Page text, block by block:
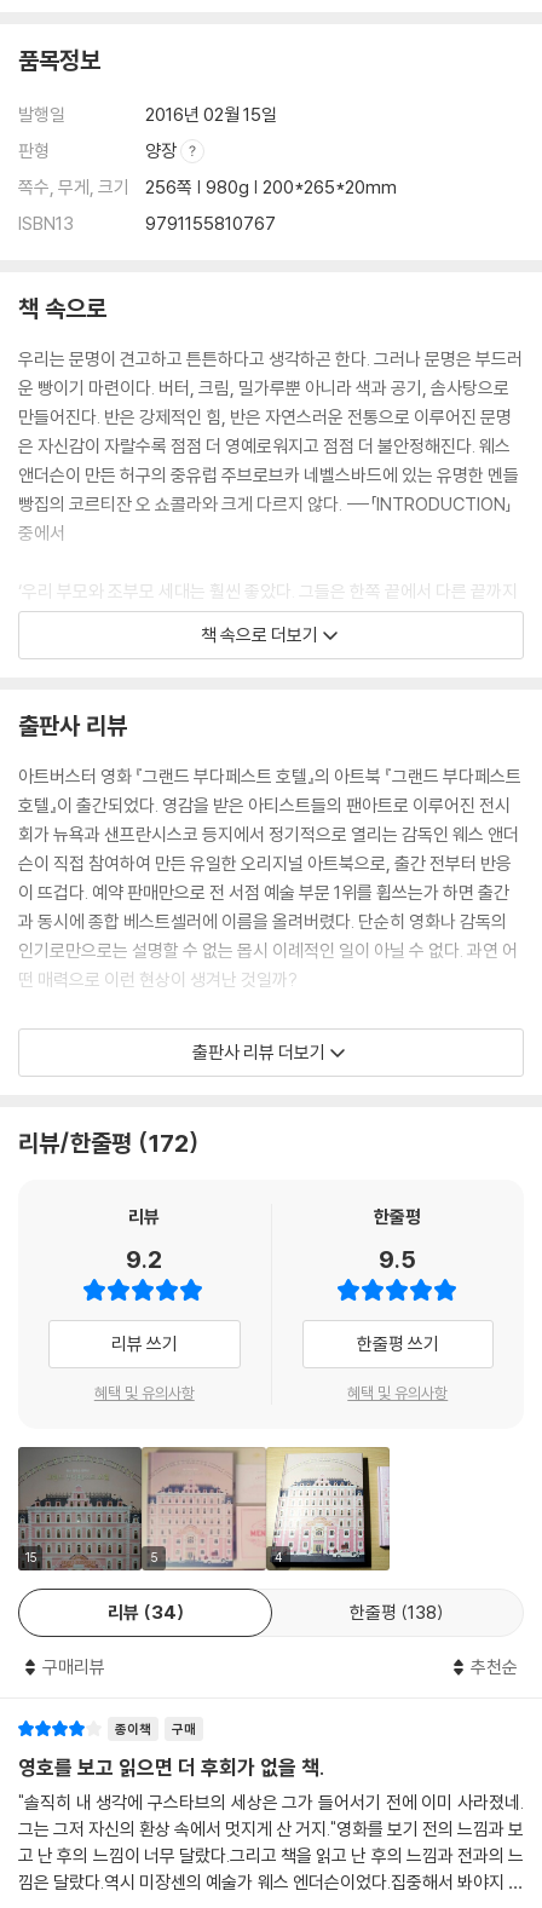
품목정보
발행일
2016년 02월 15일
판형
양장
쪽수, 무게, 크기
256쪽 | 980g | 200*265*20mm
ISBN13
9791155810767
책 속으로
우리는 문명이 견고하고 튼튼하다고 생각하곤 한다. 그러나 문명은 부드러
운 빵이기 마련이다. 버터, 크림, 밀가루뿐 아니라 색과 공기, 솜사탕으로
만들어진다. 반은 강제적인 힘, 반은 자연스러운 전통으로 이루어진 문명
은 자신감이 자랄수록 점점 더 영예로워지고 점점 더 불안정해진다. 웨스
앤더슨이 만든 허구의 중유럽 주브로브카 네벨스바드에 있는 유명한 멘들
빵집의 코르티잔 오 쇼콜라와 크게 다르지 않다. ---「INTRODUCTION」
중에서
‘우리 부모와 조부모 세대는 훨씬 좋았다. 그들은 한쪽 끝에서 다른 끝까지
깔끔한 일직선으로 조용한 삶을 살았다. 그래서 나는 그들이 부러운가? 잘
모르겠다. 그들은 진짜 고통에서, 악의와 운명의 힘에서 멀리 떨어져 꾸벅
한 공포를 늘 새롭게 신경마다 느껴야 한다. 우리 삶의 매 시간은 세계의 운
명과 연결되어 있다. 비탄으로 또 즐거움으로, 우리는 우리 자신의 작은 삶
저 너머의 역사와 시간을 살아가지만, 그들은 자기 자신 너머의 것은 아무
것도 몰랐다. 그러므로 오늘날 우리 모두는, 가장 어린 인류라도, 우리 선조
의 가장 현명한 사람보다 현실에 대해 천 배는 많이 알고 있다. 그러나 우리
에게 거저 주어지는 것은 아무것도 없다. 우리는 그 대가를 완전히 치렀다.’
---「INTRODUCTION」중에서
마지막 숏들은 ‘유산으로서 스토리’라는 개념을 납득하게 만든다. 늙은 작
었던 것과 비슷한 노퍽 슈트를 입고 있으며 1968년의 호텔 과 비슷한 장식
의 서재에 있다. 젊은 작가의 목소리는 늙은 작가의 음성으로 바뀐다. “매
혹적인 낡은 폐허였지만, 다시 가보지 못했다.” 그리고 다시 묘지에 있는
「CRITICAL ESSAY」중에서
본 편집본과 극장에서 개봉된 영화를 비교하면, 눈에 띄게 다른 점이 전혀
없었다. 완성작 같았다. 여러 겹으로 중첩된 스토리 전개 장치부터 시계태
엽처럼 딱 맞물려 돌아가는 등장인물과 사건까지, 영화가 전작들에 비해
어찌나 복잡해 보이는지 딱 한 번만 보고 웨스와 인터뷰할 생각을 하니 두
려울 지경이었다. ---「유럽이라는 아이디어」중에서
Q : 실제로 우주에서 촬영하는 SF 영화를 만들고 싶다고 인터뷰한 적이 있
A : 아뇨, 그럴 의향이 있습니다.
Q : 네, 이제 큰 질문이 남았군요. 감독님의 영화 세계에서 신이 존재하나
요? 만약 존재한다면, 그 신은 위에서 지켜보고 있나요, 아니면 직접 간섭
하나요?
A : [긴 침묵] 신이 간섭합니다. ---「웨스 앤더슨 : 세 번째 인터뷰」중에서
츠바이크의 알프스 별장과 그랜드 부다페스트 호텔은 분명히 연결된다. 이
연결은 꼬리를 무는 연상 작용을 선언한다. 유럽의 사라진 과거를 찬양하
어먹게 추잡한 곰보 파시스트 개자식’의 손에 넘어가거나 폭격에 재가 될
때에 전달하려는 늙은 제로, 프롤로그를 방해하다가 옆에 서 있는 손자로
대표되는 미래 세대에게 다시 스토리를 전달하려는 ‘작가’. 이 모든 노력이
멘들 빵집의 분홍색 상자에 담겨 묘지 시퀀스에서 리본으로 묶인다. 영화
는 책이고, 책은 제로의 스토리고, 제로의 스토리는 구스타브의 스토리고,
구스타브의 스토리는 그랜드 부다페스트이고, 그랜드 부다페스트는 츠바
책 속으로 더보기
출판사 리뷰
아트버스터 영화 『그랜드 부다페스트 호텔』의 아트북 『그랜드 부다페스트
호텔』이 출간되었다. 영감을 받은 아티스트들의 팬아트로 이루어진 전시
회가 뉴욕과 샌프란시스코 등지에서 정기적으로 열리는 감독인 웨스 앤더
슨이 직접 참여하여 만든 유일한 오리지널 아트북으로, 출간 전부터 반응
이 뜨겁다. 예약 판매만으로 전 서점 예술 부문 1위를 휩쓰는가 하면 출간
과 동시에 종합 베스트셀러에 이름을 올려버렸다. 단순히 영화나 감독의
인기로만으로는 설명할 수 없는 몹시 이례적인 일이 아닐 수 없다. 과연 어
떤 매력으로 이런 현상이 생겨난 것일까?
웨스 앤더슨, 조금 별난 천재의 탄생
생활』(2004))나 야영장(『문라이즈 킹덤』(2012)) 같은 익숙한 장소지
터치’라는 신조어가 생길 만큼 시각적 압도가 강력한 탓에 그의 영화는 종
타그램용 예쁜 화면으로 머물지 않고 그만의 시그니처로 자리 잡게 된 이
유는 화려한 시각적 이미지 이상의 무엇을 갖고 있기 때문이다. 그는 늘 잊
혀진 세계와 상실에 대한 노스탤지어를 자극하는 이야기를 지닌 이야기꾼
장 죽어도 영화사에 기록될 감독’이라는 평가를 받는다. 그가 할 하틀리와
쿠엔틴 타란티노 이후 가장 독창적인 세계를 이룬 미국 영화계 감독 중 하
나라는 것은 아무도 의심하지 않는다. 그러나 180cm가 넘는 키에 깡마른
몸, 헐렁하게 걸친 셔츠를 바지에 반쯤 밀어 넣고 다니는 웨스 앤더슨은 겉
으로 보기에는 칠칠치 못한 껑충한 소년처럼 보인다. 실제로 『로얄 테넌바
움』에서 함께 작업했던 배우 안젤리카 휴스턴은 첫 만남에서 그를 십대 후
반으로 착각했다고 회상한다(웨스 앤더슨은 1969년생이다).
웨스 앤더슨에게 영화는 개인적 기억의 일부이기도 하다. 10살 때 부모가
나 그의 상황을 알게 된 학교 선생님(조력자)이 영화광이던 그가 몰두할
수 있도록 다양한 장르를 희곡으로 써서 공연을 올리도록 배려해주었고,
앤더슨은 스스로 주연까지 겸하며 원치 않는 친구들에게 강제로 사인을 해
주는 등 만족스런 학창 시절을 보내게 되었다. 이후 연극과 문학으로 관심
사를 넓혀가던 웨스 앤더슨은 대학에서 운명적인 파트너 오언 윌슨을 만났
다. (오언 윌슨은 앤더슨의 모든 영화를 함께 쓰고, 연기하였다.)
출판사 리뷰 더보기
리뷰/한줄평 172
리뷰
9.2
리뷰 쓰기
혜택 및 유의사항
한줄평
9.5
한줄평 쓰기
혜택 및 유의사항
15 5 4
리뷰 34 한줄평 138
구매리뷰 추천순
종이책 구매
영호를 보고 읽으면 더 후회가 없을 책.
"솔직히 내 생각에 구스타브의 세상은 그가 들어서기 전에 이미 사라졌네.
그는 그저 자신의 환상 속에서 멋지게 산 거지."영화를 보기 전의 느낌과 보
고 난 후의 느낌이 너무 달랐다.그리고 책을 읽고 난 후의 느낌과 전과의 느
낌은 달랐다.역시 미장센의 예술가 웨스 엔더슨이었다.집중해서 봐야지 하